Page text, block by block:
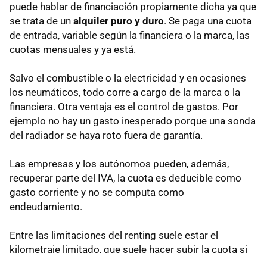
puede hablar de financiación propiamente dicha ya que
se trata de un alquiler puro y duro. Se paga una cuota
de entrada, variable según la financiera o la marca, las
cuotas mensuales y ya está.
Salvo el combustible o la electricidad y en ocasiones
los neumáticos, todo corre a cargo de la marca o la
financiera. Otra ventaja es el control de gastos. Por
ejemplo no hay un gasto inesperado porque una sonda
del radiador se haya roto fuera de garantía.
Las empresas y los autónomos pueden, además,
recuperar parte del IVA, la cuota es deducible como
gasto corriente y no se computa como
endeudamiento.
Entre las limitaciones del renting suele estar el
kilometraje limitado, que suele hacer subir la cuota si